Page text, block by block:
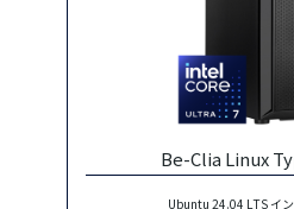
Be-Clia Linux
Ubuntu 24.04 LTS イ